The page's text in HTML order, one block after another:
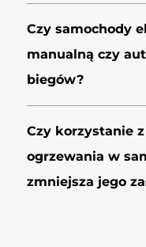
Czy samochody
manualną czy
biegów?
Czy korzystanie
ogrzewania w
zmniejsza jego